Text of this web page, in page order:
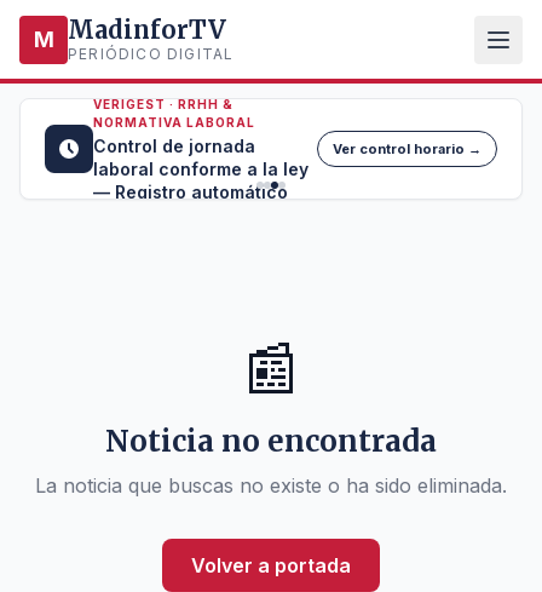
M MadinforTV
PERIÓDICO DIGITAL
VERIGEST · RRHH &
NORMATIVA LABORAL
Control de jornada
laboral conforme a la ley
— Registro automático
Ver control horario →
📰
Noticia no encontrada
La noticia que buscas no existe o ha sido eliminada.
Volver a portada